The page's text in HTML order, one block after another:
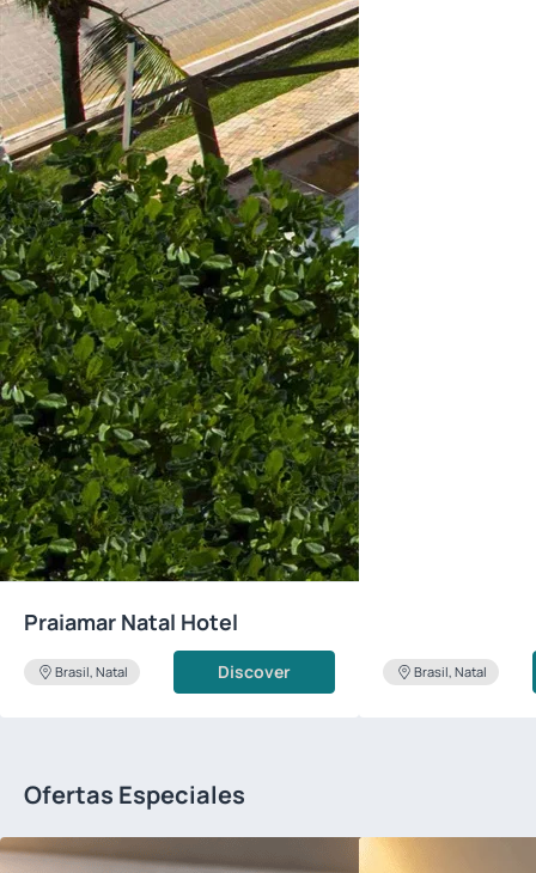
Praiamar Natal Hotel
Brasil, Natal Discover Brasil, Natal
Ofertas Especiales